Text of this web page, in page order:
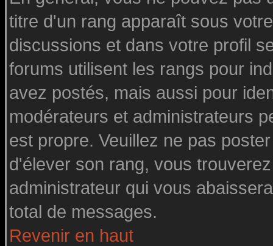
titre d'un rang apparaît sous
discussions et dans votre profil
forums utilisent les rangs pour
avez postés, mais aussi pour
modérateurs et administrateurs
est propre. Veuillez ne pas
d'élever son rang, vous
administrateur qui vous
total de messages.
Revenir en haut